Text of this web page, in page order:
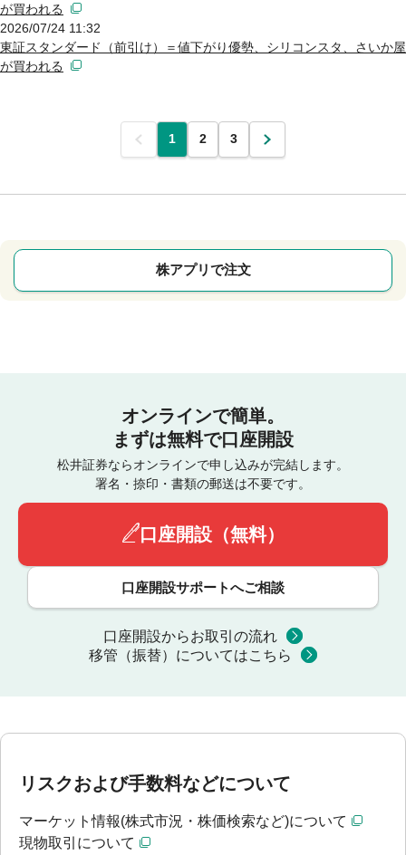
が買われる
2026/07/24 11:32
東証スタンダード（前引け）＝値下がり優勢、シリコンスタ、さいか屋
が買われる
前 1 2 3 次
株アプリで注文
オンラインで簡単。
まずは無料で口座開設
松井証券ならオンラインで申し込みが完結します。
署名・捺印・書類の郵送は不要です。
口座開設（無料）
口座開設サポートへご相談
口座開設からお取引の流れ
移管（振替）についてはこちら
リスクおよび手数料などについて
マーケット情報(株式市況・株価検索など)について
現物取引について